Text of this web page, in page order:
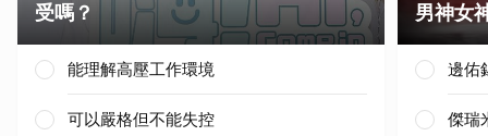
受嗎？
能理解高壓工作環境
可以嚴格但不能失控
男神女
邊佑
傑瑞